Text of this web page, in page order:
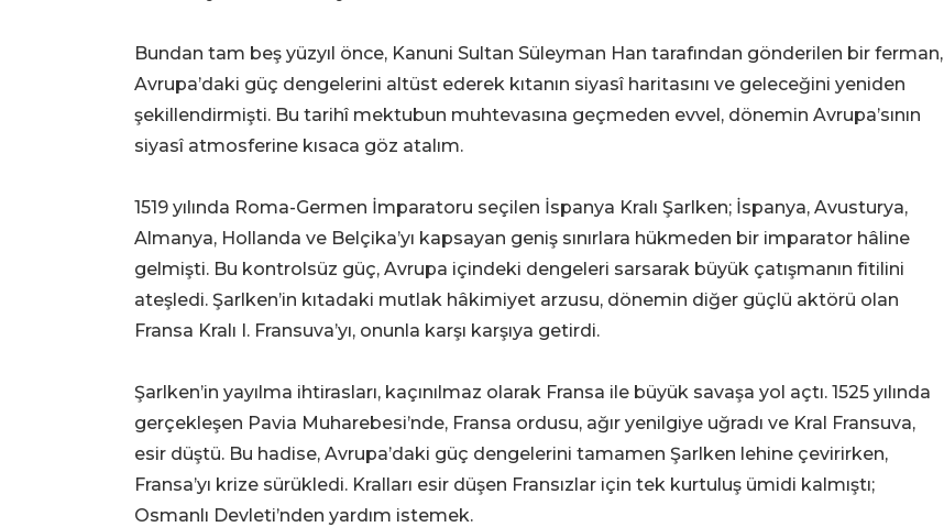
Bundan tam beş yüzyıl önce, Kanuni Sultan Süleyman Han tarafından gönderilen bir ferman,
Avrupa’daki güç dengelerini altüst ederek kıtanın siyasî haritasını ve geleceğini yeniden
şekillendirmişti. Bu tarihî mektubun muhtevasına geçmeden evvel, dönemin Avrupa’sının
siyasî atmosferine kısaca göz atalım.
1519 yılında Roma-Germen İmparatoru seçilen İspanya Kralı Şarlken; İspanya, Avusturya,
Almanya, Hollanda ve Belçika’yı kapsayan geniş sınırlara hükmeden bir imparator hâline
gelmişti. Bu kontrolsüz güç, Avrupa içindeki dengeleri sarsarak büyük çatışmanın fitilini
ateşledi. Şarlken’in kıtadaki mutlak hâkimiyet arzusu, dönemin diğer güçlü aktörü olan
Fransa Kralı I. Fransuva’yı, onunla karşı karşıya getirdi.
Şarlken’in yayılma ihtirasları, kaçınılmaz olarak Fransa ile büyük savaşa yol açtı. 1525 yılında
gerçekleşen Pavia Muharebesi’nde, Fransa ordusu, ağır yenilgiye uğradı ve Kral Fransuva,
esir düştü. Bu hadise, Avrupa’daki güç dengelerini tamamen Şarlken lehine çevirirken,
Fransa’yı krize sürükledi. Kralları esir düşen Fransızlar için tek kurtuluş ümidi kalmıştı;
Osmanlı Devleti’nden yardım istemek.